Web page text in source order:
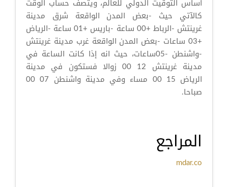
أساس التوقيت الدولي للعالم، ويتصف حساب الوقت
كالآتي حيث -بعض المدن الواقعة شرق مدينة
غرينتش -الرباط +00 ساعة -باريس +01 ساعة -الرياض
+03 ساعات -بعض المدن الواقعة غرب مدينة غرينتش
-واشنطن -05ساعات، حيث انه إذا كانت الساعة في
مدينة غرينتش 12 00 زوالا فستكون في مدينة
الرياض 15 00 مساء وفي مدينة واشنطن 07 00
صباحا.
المراجع
mdar.co